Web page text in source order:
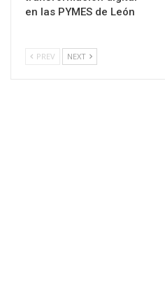
en las PYMES de León
PREV NEXT